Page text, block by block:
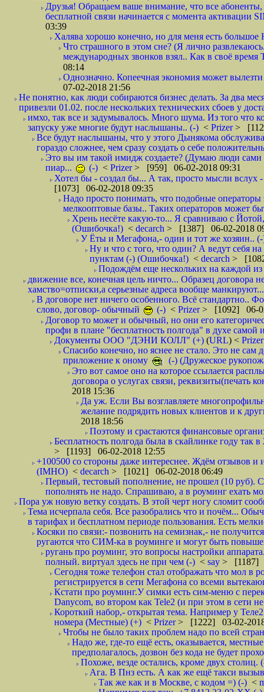
Друзья! Обращаем ваше внимание, что все
бесплатной связи начинается с момента
03:39
Халява хорошо конечно, но для меня есть
Что страшного в этом сне? (Я лично
международных звонков взял.. Как в своё
08:14
Однозначно. Копеечная экономия может
07-02-2018 21:56
Не понятно, как люди собираются бизнес делать. За два
привезли 01.02. после нескольких технических сбоев у
имхо, так все и задумывалось. Много шума. Из того что
запуску уже многие будут наслышаны.. (-) < Prizer>
Все будут наслышаны, что у этого Дынякома
гораздо сложнее, чем сразу создать о себе
Это вы им такой имидж создаете? (Думаю люди сами
пиар...
(-) < Prizer> [959] 06-02-2018 09:31
Хотел бы - создал бы... А так, просто мысли вслух
[1073] 06-02-2018 09:35
Надо просто понимать, что подобные
мелкооптовые базы.. Таких операторов может
Хрень несёте какую-то... Я сравниваю с
(Ошибочка!) < decarch > [1387] 06-02-2018
У Ёты и Мегафона,- один и тот же хозяин..
Ну и что с того, что один? А ведут себя
пунктам (-) (Ошибочка!) < decarch >
Подождём еще нескольких на каждой из
движение все, конечная цель ничто... Образец договора
хамство=отписки,а серьезные адреса вообще
В договоре нет ничего особенного. Всё стандартно..
слово, договор- обычный
(-) < Prizer> [1092] 06-
Договор то может и обычный, но они его
профи в плане "бесплатность полгода" в духе
Документы ООО "ДЭНИ КОЛЛ" (+) (URL) <
Спасибо конечно, но яснее не стало. Это не сам
приложение к оному
(-) (Дружеское
Это вот самое оно на которое ссылается
договора о услугах связи, реквизиты(печать
2018 15:36
Да уж. Если Вы возглавляете
желание подрядить новых клиентов и к
2018 18:56
Поэтому и срастаются финансовые
Бесплатность полгода была в скайлинке году
> [1193] 06-02-2018 12:55
+100500 со стороны даже интереснее. Ждём отзывов и
(IMHO) < decarch > [1021] 06-02-2018 06:49
Первый, тестовый пополнение, не прошел (10 руб).
пополнять не надо. Спрашиваю, а в роуминг ехать
Пора уж новую ветку создать. В этой черт ногу сломит
Тема исчерпала себя. Все разобрались что и почём...
в тарифах и бесплатном периоде пользования. Есть
Косяки по связи:- позвонить на семизнак,- не
ругаются что СИМ-ка в роуминге и могут быть
ругань про роуминг, это вопросы настройки
полный. виртуал здесь не при чем (-) < say > [1187]
Сегодня тоже телефон стал отображать что мол в
регистрируется в сети Мегафона со всеми
Кстати про роуминг.У симки есть сим-меню с
Danycom, во втором как Tele2 (и при этом в сети
Короткий набор,- открытая тема. Например у
номера (Местные) (+) < Prizer> [1222] 03-02-
Чтобы не было таких проблем надо по всей
Надо же, где-то ещё есть, оказывается,
предполагалось, дозвон без кода не будет
Похоже, везде остались, кроме двух
Ага. В Пнз есть. А как же ещё такси
Так же как и в Москве, с кодом =) (-) <